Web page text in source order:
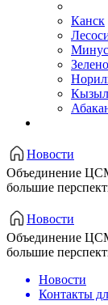
Канск
Кызыл
Новости
Объединение
большие
Новости
Объединение
большие
Новости
Контакты